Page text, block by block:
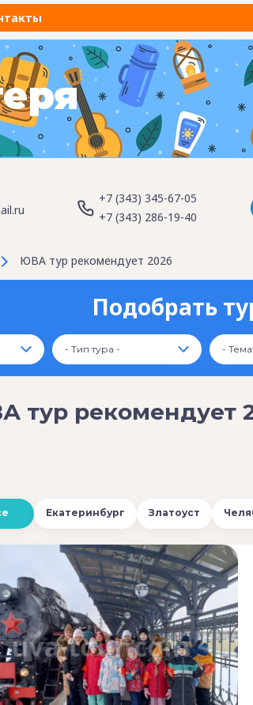
+7 (343) 345-67-05
+7 (343) 286-19-40
ЮВА тур рекомендует 2026
Подобрать
- Тип тура - -
тур рекомендует
Екатеринбург Златоуст